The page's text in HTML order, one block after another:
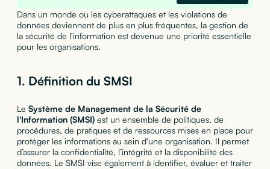
Dans un monde où les cyberattaques et les violations de
données deviennent de plus en plus fréquentes, la gestion de
la sécurité de l'information est devenue une priorité essentielle
pour les organisations.
1. Définition du SMSI
Le Système de Management de la Sécurité de
l'Information (SMSI)est un ensemble de politiques, de
procédures, de pratiques et de ressources mises en place pour
protéger les informations au sein d'une organisation. Il permet
d’assurer la confidentialité, l’intégrité et la disponibilité des
données. Le SMSI vise également à identifier, évaluer et traiter